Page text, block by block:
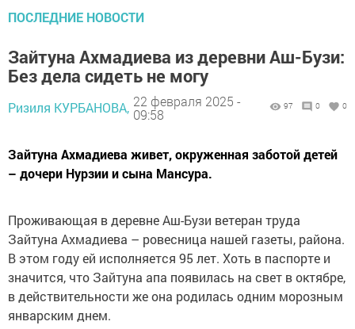
ПОСЛЕДНИЕ НОВОСТИ
Зайтуна Ахмадиева из деревни Аш-Бузи:
Без дела сидеть не могу
Ризиля КУРБАНОВА, 22 февраля 2025 -
09:58
97 0 0
Зайтуна Ахмадиева живет, окруженная заботой детей
– дочери Нурзии и сына Мансура.
Проживающая в деревне Аш-Бузи ветеран труда
Зайтуна Ахмадиева – ровесница нашей газеты, района.
В этом году ей исполняется 95 лет. Хоть в паспорте и
значится, что Зайтуна апа появилась на свет в октябре,
в действительности же она родилась одним морозным
январским днем.